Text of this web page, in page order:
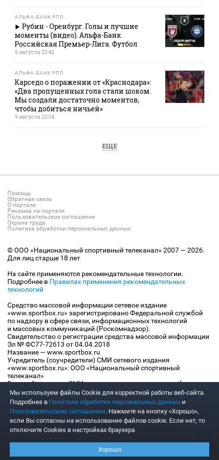
АЛЬФА-БАНК РПЛ
Рубин - Оренбург. Голы и лучшие
моменты (видео). Альфа-Банк
Российская Премьер-Лига. Футбол
9 августа 22:42
АЛЬФА-БАНК РПЛ
Карседо о поражении от «Краснодара»:
«Два пропущенных гола стали шоком.
Мы создали достаточно моментов,
чтобы добиться ничьей»
9 августа 22:34
ЕЩЕ
Помощь
Обратная связь
О портале
Реклама на портале
Пользовательское соглашение
Охрана труда
Политика обработки персональных данных
© ООО «Национальный спортивный телеканал» 2007 — 2026.
Для лиц старше 18 лет
На сайте применяются рекомендательные технологии.
Подробнее в Правилах применения рекомендательных
технологий
Средство массовой информации сетевое издание
«www.sportbox.ru» зарегистрировано Федеральной службой
по надзору в сфере связи, информационных технологий
и массовых коммуникаций (Роскомнадзор).
Свидетельство о регистрации средства массовой информации
Эл № ФС77-72613 от 04.04.2018
Название — www.sportbox.ru
Учредитель (соучредители) СМИ сетевого издания
«www.sportbox.ru»: ООО «Национальный спортивный
телеканал»
Главный редактор СМИ сетевого издания «www.sportbox.ru»:
Конов В.А.
Номер телефона редакции СМИ сетевого издания
«www.sportbox.ru»: +7 (495) 653 8419
Адрес электронной почты редакции СМИ сетевого издания
«www.sportbox.ru»: editor@sportbox.ru
Мы используем файлы Сookie для корректной работы веб-сайта.
Подробнее в Политике обработки персональных данных и
Пользовательском соглашении. Нажмите на кнопку «Хорошо»,
если Вы согласны на использование файлов cookie. Если нет, то
отключите Cookies в настройках браузера
Хорошо